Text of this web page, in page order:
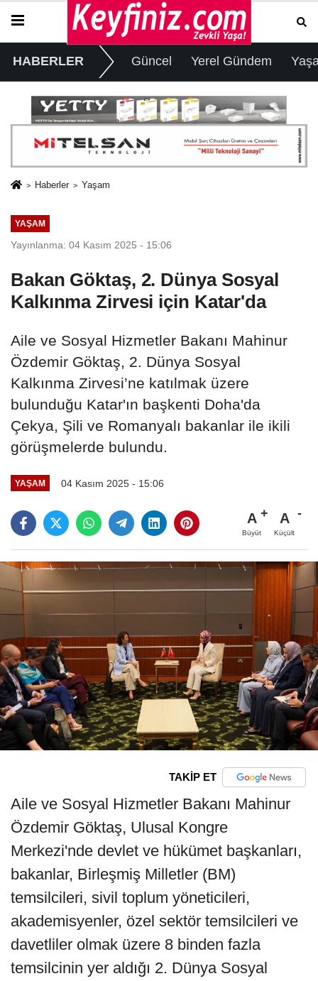
HABERLER Güncel Yerel Gündem
Haberler Yaşam
YAŞAM
Yayınlanma: 04 Kasım 2025 - 15:06
Bakan Göktaş, 2. Dünya Sosyal
Kalkınma Zirvesi için Katar'da
Aile ve Sosyal Hizmetler Bakanı Mahinur
Özdemir Göktaş, 2. Dünya Sosyal
Kalkınma Zirvesi’ne katılmak üzere
bulunduğu Katar'ın başkenti Doha'da
Çekya, Şili ve Romanyalı bakanlar ile ikili
görüşmelerde bulundu.
YAŞAM 04 Kasım 2025 - 15:06
A
Büyüt
A
Küçült
TAKİP ET
Aile ve Sosyal Hizmetler Bakanı Mahinur
Özdemir Göktaş, Ulusal Kongre
Merkezi'nde devlet ve hükümet başkanları,
bakanlar, Birleşmiş Milletler (BM)
temsilcileri, sivil toplum yöneticileri,
akademisyenler, özel sektör temsilcileri ve
davetliler olmak üzere 8 binden fazla
temsilcinin yer aldığı 2. Dünya Sosyal